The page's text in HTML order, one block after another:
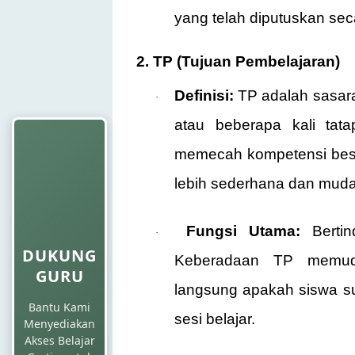
yang telah diputuskan
2. TP (Tujuan Pembelajaran)
· Definisi: TP adalah
atau beberapa kali
memecah kompetensi
lebih sederhana dan
· Fungsi Utama:
Keberadaan TP
langsung apakah siswa
sesi belajar.
DUKUNG
GURU
Bantu Kami
Menyediakan
Akses Belajar